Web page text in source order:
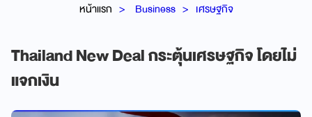
หน้าแรก Business เศรษฐกิจ
Thailand New Deal กระตุ้นเศรษฐกิจ โดยไม่
แจกเงิน